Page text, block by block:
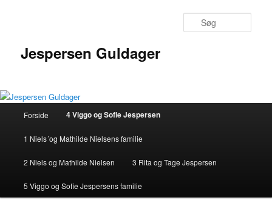
Jespersen Guldager
Forside 4 Viggo og Sofie Jespersen
1 Niels´og Mathilde Nielsens familie
2 Niels og Mathilde Nielsen 3 Rita og Tage Jespersen
5 Viggo og Sofie Jespersens familie